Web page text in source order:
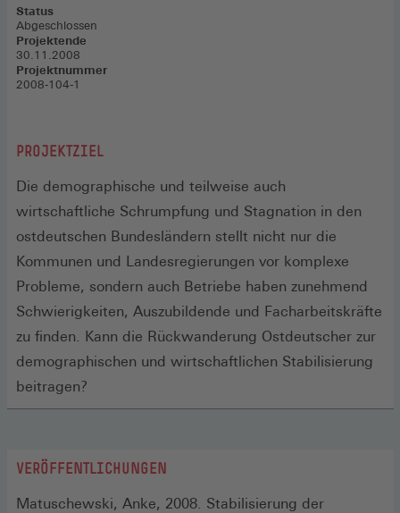
Status
Abgeschlossen
Projektende
30.11.2008
Projektnummer
2008-104-1
PROJEKTZIEL
Die demographische und teilweise auch
wirtschaftliche Schrumpfung und Stagnation in den
ostdeutschen Bundesländern stellt nicht nur die
Kommunen und Landesregierungen vor komplexe
Probleme, sondern auch Betriebe haben zunehmend
Schwierigkeiten, Auszubildende und Facharbeitskräfte
zu finden. Kann die Rückwanderung Ostdeutscher zur
demographischen und wirtschaftlichen Stabilisierung
beitragen?
VERÖFFENTLICHUNGEN
Matuschewski, Anke, 2008. Stabilisierung der